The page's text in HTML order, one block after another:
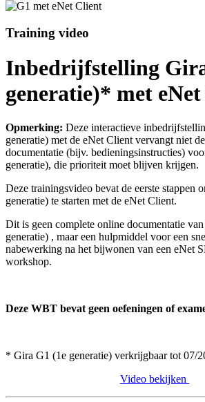
Training video
Inbedrijfstelling
generatie)* met
Opmerking: Deze interactieve
generatie) met de eNet Client vervangt niet
documentatie (bijv. bedieningsinstructies)
generatie), die prioriteit moet blijven krijgen.
Deze trainingsvideo bevat de eerste stappen
generatie) te starten met de eNet Client.
Dit is geen complete online documentatie
generatie) , maar een hulpmiddel voor een
nabewerking na het bijwonen van een eNet
workshop.
Deze WBT bevat geen oefeningen of
* Gira G1 (1e generatie) verkrijgbaar tot 07/
Video bekijken